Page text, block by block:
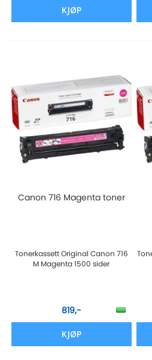
KJØP
Canon 716 Magenta toner
Tonerkassett Original Canon 716
M Magenta 1500 sider
819,-
KJØP